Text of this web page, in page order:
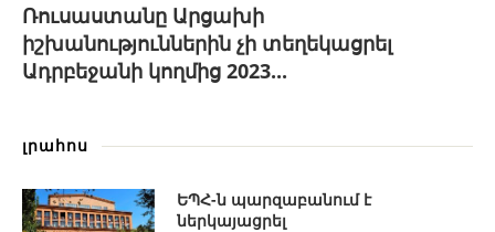
Ռուսաստանը Արցախի
իշխանություններին չի տեղեկացրել
Ադրբեջանի կողմից 2023...
լրահոս
ԵՊՀ-ն պարզաբանում է
ներկայացրել